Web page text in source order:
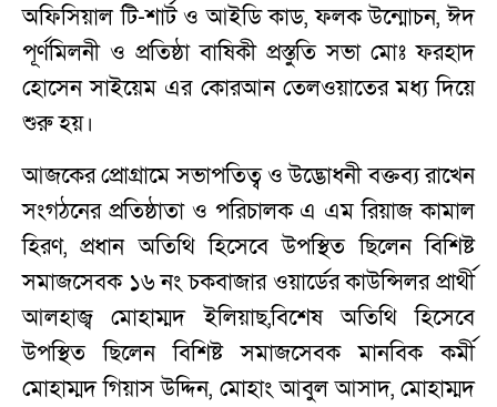
অফিসিয়াল টি-শার্ট ও আইডি কাড, ফলক উন্মোচন, ঈদ
পূর্ণমিলনী ও প্রতিষ্ঠা বাষিকী প্রস্তুতি সভা মোঃ ফরহাদ
হোসেন সাইয়েম এর কোরআন তেলওয়াতের মধ্য দিয়ে
শুরু হয়।
আজকের প্রোগ্রামে সভাপতিত্ব ও উদ্ভোধনী বক্তব্য রাখেন
সংগঠনের প্রতিষ্ঠাতা ও পরিচালক এ এম রিয়াজ কামাল
হিরণ, প্রধান অতিথি হিসেবে উপস্থিত ছিলেন বিশিষ্ট
সমাজসেবক ১৬ নং চকবাজার ওয়ার্ডের কাউন্সিলর প্রার্থী
আলহাজ্ব মোহাম্মদ ইলিয়াছ,বিশেষ অতিথি হিসেবে
উপস্থিত ছিলেন বিশিষ্ট সমাজসেবক মানবিক কর্মী
মোহাম্মদ গিয়াস উদ্দিন, মোহাং আবুল আসাদ, মোহাম্মদ